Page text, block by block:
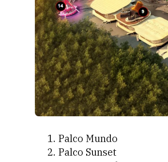
Palco Mundo
Palco Sunset